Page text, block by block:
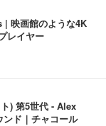
映画館のような4K
レイヤー
) 第5世代 - Alex
ド｜チャコール